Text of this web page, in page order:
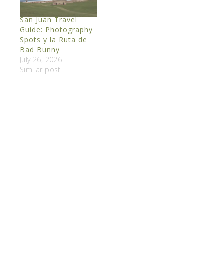
San Juan Travel
Guide: Photography
Spots y la Ruta de
Bad Bunny
July 26, 2026
Similar post